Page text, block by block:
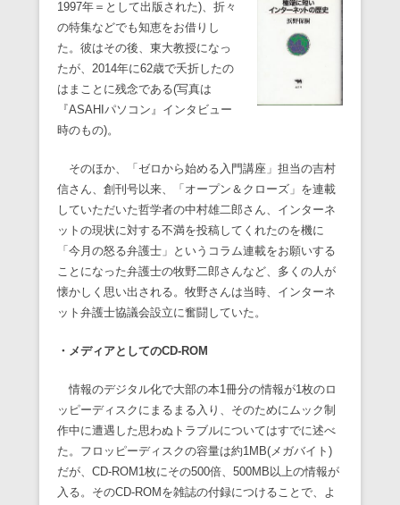
1997年＝として出版された)、折々
の特集などでも知恵をお借りし
た。彼はその後、東大教授になっ
たが、2014年に62歳で夭折したの
はまことに残念である(写真は
『ASAHIパソコン』インタビュー
時のもの)。
そのほか、「ゼロから始める入門講座」担当の吉村
信さん、創刊号以来、「オープン＆クローズ」を連載
していただいた哲学者の中村雄二郎さん、インターネ
ットの現状に対する不満を投稿してくれたのを機に
「今月の怒る弁護士」というコラム連載をお願いする
ことになった弁護士の牧野二郎さんなど、多くの人が
懐かしく思い出される。牧野さんは当時、インターネ
ット弁護士協議会設立に奮闘していた。
・メディアとしてのCD-ROM
情報のデジタル化で大部の本1冊分の情報が1枚のロ
ッピーディスクにまるまる入り、そのためにムック制
作中に遭遇した思わぬトラブルについてはすでに述べ
た。フロッピーディスクの容量は約1MB(メガバイト)
だが、CD-ROM1枚にその500倍、500MB以上の情報が
入る。そのCD-ROMを雑誌の付録につけることで、よ